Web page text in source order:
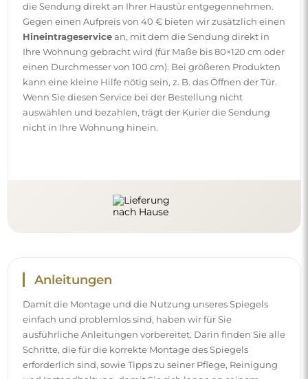
die Sendung direkt an Ihrer Haustür entgegennehmen.
Gegen einen Aufpreis von 40 € bieten wir zusätzlich einen
Hineintrageservicean, mit dem die Sendung direkt in
Ihre Wohnung gebracht wird (für Maße bis 80×120 cm oder
einen Durchmesser von 100 cm). Bei größeren Produkten
kann eine kleine Hilfe nötig sein, z. B. das Öffnen der Tür.
Wenn Sie diesen Service bei der Bestellung nicht
auswählen und bezahlen, trägt der Kurier die Sendung
nicht in Ihre Wohnung hinein.
Anleitungen
Damit die Montage und die Nutzung unseres Spiegels
einfach und problemlos sind, haben wir für Sie
ausführliche Anleitungen vorbereitet. Darin finden Sie alle
Schritte, die für die korrekte Montage des Spiegels
erforderlich sind, sowie Tipps zu seiner Pflege, Reinigung